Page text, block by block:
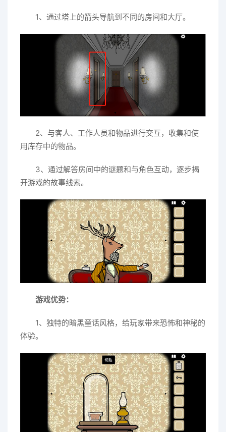
1、通过塔上的箭头导航到不同的房间和大厅。
2、与客人、工作人员和物品进行交互，收集和使
用库存中的物品。
3、通过解答房间中的谜题和与角色互动，逐步揭
开游戏的故事线索。
游戏优势：
1、独特的暗黑童话风格，给玩家带来恐怖和神秘的
体验。